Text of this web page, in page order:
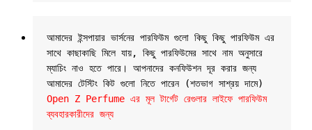
আমাদের ইন্সপায়ার ভার্সনের পারফিউম গুলো কিছু কিছু পারফিউম এর
সাথে কাছাকাছি মিলে যায়, কিছু পারফিউমের সাথে নাম অনুসারে
ম্যাচিং নাও হতে পারে। আপনাদের কনফিউশন দূর করার জন্য
Open Z Perfume এর মূল টার্গেট রেগুলার লাইফে পারফিউম
ব্যবহারকারীদের জন্য